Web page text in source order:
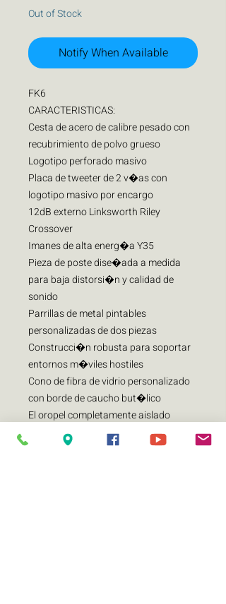
Out of Stock
Notify When Available
FK6
CARACTERISTICAS:
Cesta de acero de calibre pesado con
recubrimiento de polvo grueso
Logotipo perforado masivo
Placa de tweeter de 2 v�as con
logotipo masivo por encargo
12dB externo Linksworth Riley
Crossover
Imanes de alta energ�a Y35
Pieza de poste dise�ada a medida
para baja distorsi�n y calidad de
sonido
Parrillas de metal pintables
personalizadas de dos piezas
Construcci�n robusta para soportar
entornos m�viles hostiles
Cono de fibra de vidrio personalizado
con borde de caucho but�lico
El oropel completamente aislado
conduce a eliminar la diafon�a
Ara�a de tela de alta calidad con fibra